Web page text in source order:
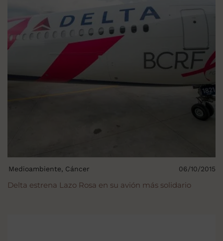
Delta estrena Lazo Rosa en su avión más solidario
Medioambiente Cáncer 06/10/2015